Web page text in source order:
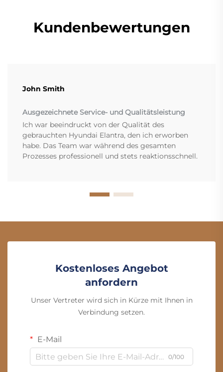
Kundenbewertungen
John Smith
Ausgezeichnete Service- und Qualitätsleistung
Ich war beeindruckt von der Qualität des
gebrauchten Hyundai Elantra, den ich erworben
habe. Das Team war während des gesamten
Prozesses professionell und stets reaktionsschnell.
Kostenloses Angebot
anfordern
Unser Vertreter wird sich in Kürze mit Ihnen in
Verbindung setzen.
E-Mail
0/100